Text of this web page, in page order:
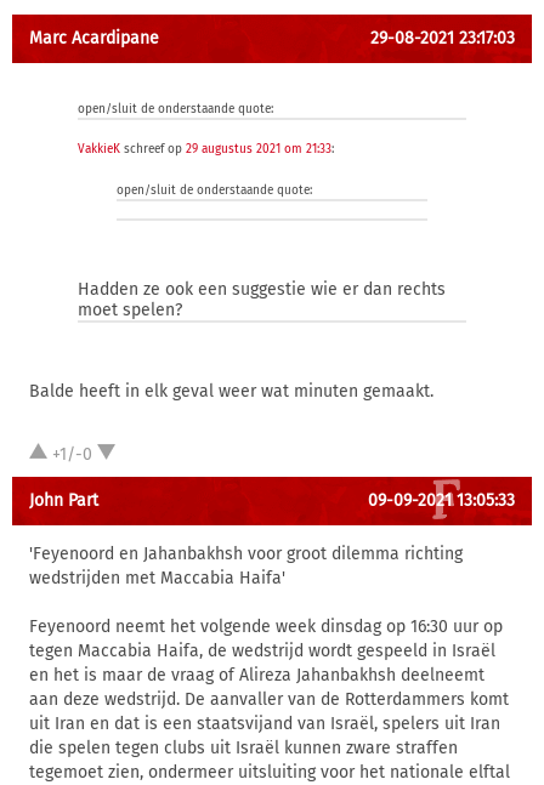
Marc Acardipane 29-08-2021 23:17:03
open/sluit de onderstaande quote:
VakkieK schreef op 29 augustus 2021 om 21:33:
open/sluit de onderstaande quote:
Hadden ze ook een suggestie wie er dan rechts
moet spelen?
Balde heeft in elk geval weer wat minuten gemaakt.
+1/-0
John Part 09-09-2021 13:05:33
'Feyenoord en Jahanbakhsh voor groot dilemma richting
wedstrijden met Maccabia Haifa'
Feyenoord neemt het volgende week dinsdag op 16:30 uur op
tegen Maccabia Haifa, de wedstrijd wordt gespeeld in Israël
en het is maar de vraag of Alireza Jahanbakhsh deelneemt
aan deze wedstrijd. De aanvaller van de Rotterdammers komt
uit Iran en dat is een staatsvijand van Israël, spelers uit Iran
die spelen tegen clubs uit Israël kunnen zware straffen
tegemoet zien, ondermeer uitsluiting voor het nationale elftal